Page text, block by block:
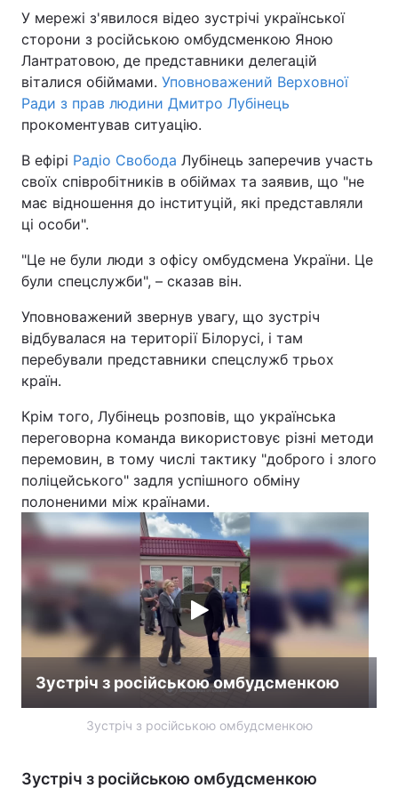
У мережі з'явилося відео зустрічі української
сторони з російською омбудсменкою Яною
Лантратовою, де представники делегацій
віталися обіймами. Уповноважений Верховної
Ради з прав людини Дмитро Лубінець
прокоментував ситуацію.
В ефірі Радіо Свобода Лубінець заперечив участь
своїх співробітників в обіймах та заявив, що "не
має відношення до інституцій, які представляли
ці особи".
"Це не були люди з офісу омбудсмена України. Це
були спецслужби", – сказав він.
Уповноважений звернув увагу, що зустріч
відбувалася на території Білорусі, і там
перебували представники спецслужб трьох
країн.
Крім того, Лубінець розповів, що українська
переговорна команда використовує різні методи
перемовин, в тому числі тактику "доброго і злого
поліцейського" задля успішного обміну
полоненими між країнами.
Зустріч з російською омбудсменкою
Зустріч з російською омбудсменкою
Зустріч з російською омбудсменкою